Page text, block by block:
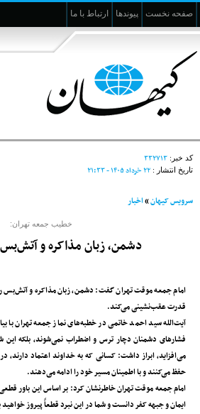
صفحه نخست پیوندها ارتباط با ما
کد خبر: ۳۳۲۷۱۳
تاریخ انتشار : ۲۲ خرداد ۱۴۰۵ - ۲۱:۳۳
سرویس کیهان»اخبار
خطیب جمعه تهران:
دشمن، زبان مذاکره و
امام جمعه موقت تهران گفت: دشمن، زبان مذاکره و آتش‌بس را
قدرت عقب‌نشینی می‌کند.
آیت‌الله سید احمد خاتمی در خطبه‌های نماز جمعه تهران با
فشارهای دشمنان دچار ترس و اضطراب نمی‌شوند، بلکه این
می‌افزاید، ابراز داشت: کسانی که به خداوند اعتماد
حفظ می‌کنند و با اطمینان مسیر خود را ادامه می‌دهند.
امام جمعه موقت تهران خاطرنشان کرد: بر اساس این باور قطعی،
ایمان و جبهه کفر دانست و شما در این نبرد قطعاً پیروز خواهید